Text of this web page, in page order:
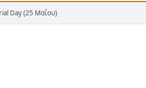
Day (25 Μαΐου)